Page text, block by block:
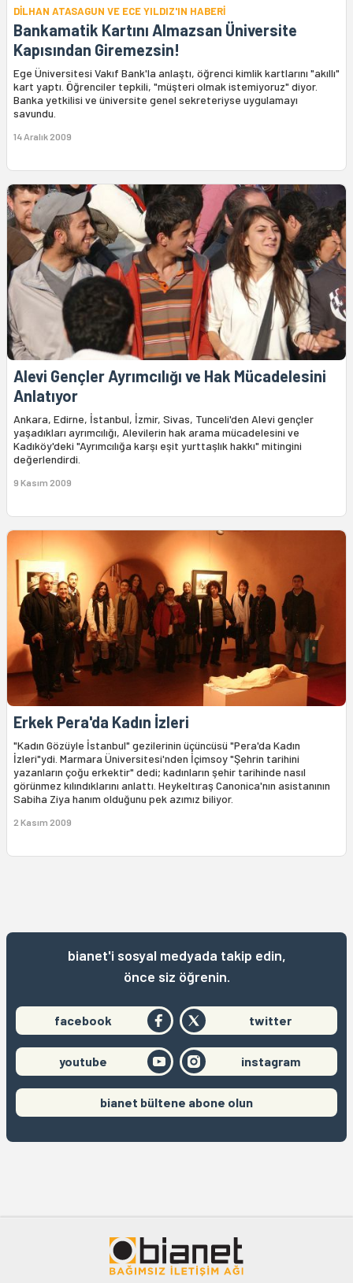
DİLHAN ATASAGUN VE ECE YILDIZ'IN HABERİ
Bankamatik Kartını Almazsan Üniversite
Kapısından Giremezsin!
Ege Üniversitesi Vakıf Bank'la anlaştı, öğrenci kimlik kartlarını "akıllı"
kart yaptı. Öğrenciler tepkili, "müşteri olmak istemiyoruz" diyor.
Banka yetkilisi ve üniversite genel sekreteriyse uygulamayı
savundu.
14 Aralık 2009
Alevi Gençler Ayrımcılığı ve Hak Mücadelesini
Anlatıyor
Ankara, Edirne, İstanbul, İzmir, Sivas, Tunceli'den Alevi gençler
yaşadıkları ayrımcılığı, Alevilerin hak arama mücadelesini ve
Kadıköy'deki "Ayrımcılığa karşı eşit yurttaşlık hakkı" mitingini
değerlendirdi.
9 Kasım 2009
Erkek Pera'da Kadın İzleri
"Kadın Gözüyle İstanbul" gezilerinin üçüncüsü "Pera'da Kadın
İzleri"ydi. Marmara Üniversitesi'nden İçimsoy "Şehrin tarihini
yazanların çoğu erkektir" dedi; kadınların şehir tarihinde nasıl
görünmez kılındıklarını anlattı. Heykeltıraş Canonica'nın asistanının
Sabiha Ziya hanım olduğunu pek azımız biliyor.
2 Kasım 2009
bianet'i sosyal medyada takip edin,
önce siz öğrenin.
facebook twitter
youtube instagram
bianet bültene abone olun